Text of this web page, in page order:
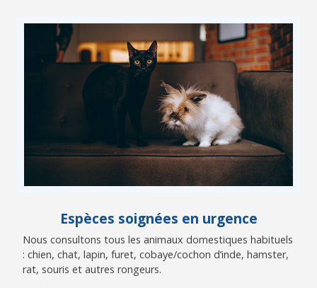
Espèces soignées en urgence
Nous consultons tous les animaux domestiques habituels
: chien, chat, lapin, furet, cobaye/cochon d’inde, hamster,
rat, souris et autres rongeurs.